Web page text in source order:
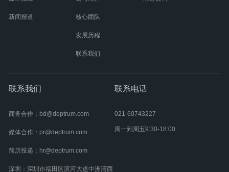
新闻报道 核心团队
发展历程
联系我们
联系我们
商务合作：bd@deptrum.com
媒体合作：pr@deptrum.com
简历投递：hr@deptrum.com
深圳：深圳市福田区滨河大道中洲湾西
联系电话
021-60743227
周一到周五9:30-18:00